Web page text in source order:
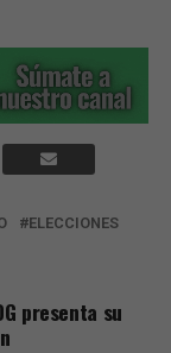
ELECCIONES
presenta su